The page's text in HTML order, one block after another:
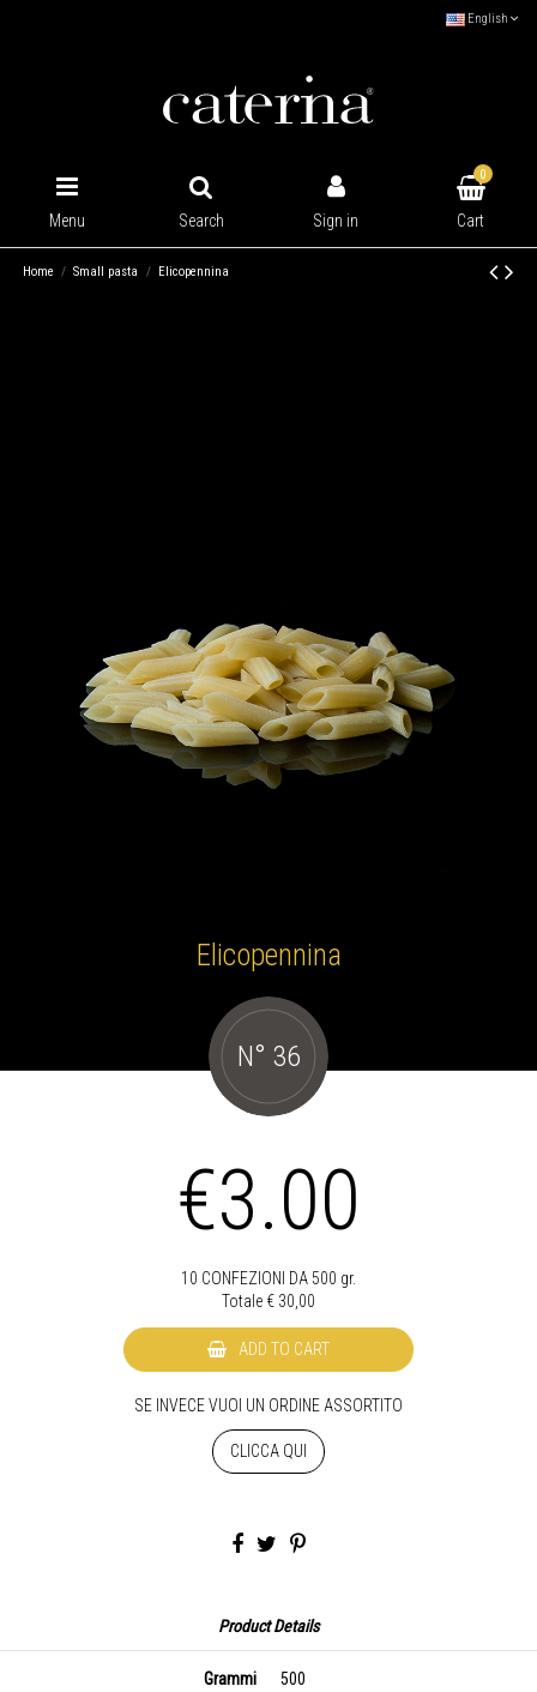
English
Menu Search Sign in
0
Cart
Home Small pasta Elicopennina
Elicopennina
N° 36
€3.00
10 CONFEZIONI DA 500 gr.
Totale € 30,00
ADD TO CART
SE INVECE VUOI UN ORDINE ASSORTITO
CLICCA QUI
Product Details
Grammi
500